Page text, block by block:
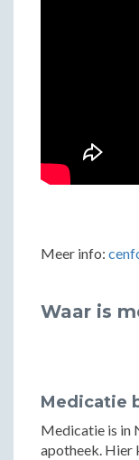
Meer info:
Waar is
Medicatie
Medicatie is in
apotheek. Hier